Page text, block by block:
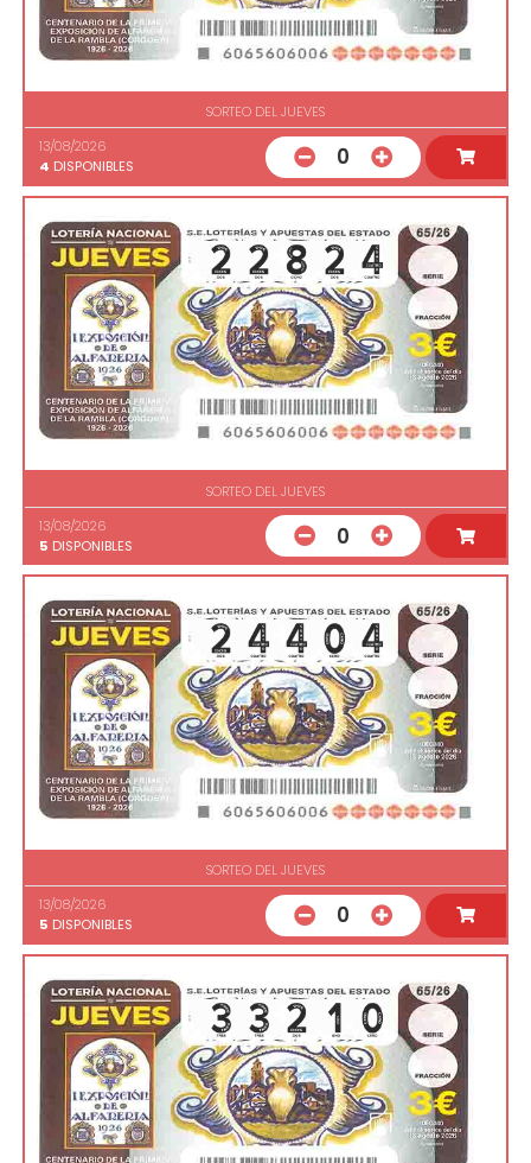
SORTEO DEL JUEVES
13/08/2026
4 DISPONIBLES 0
SORTEO DEL JUEVES
13/08/2026
5 DISPONIBLES 0
SORTEO DEL JUEVES
13/08/2026
5 DISPONIBLES 0